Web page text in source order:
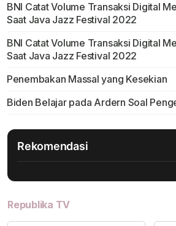
BNI Catat Volume Transaksi Digital
Saat Java Jazz Festival 2022
BNI Catat Volume Transaksi Digital
Saat Java Jazz Festival 2022
Penembakan Massal yang Kesekian
Biden Belajar pada Ardern Soal
Rekomendasi
Republika TV